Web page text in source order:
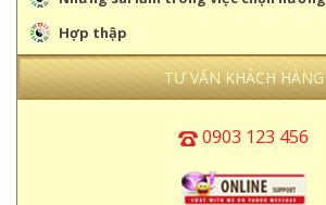
Hợp thập
TƯ VẤN KHÁCH HÀNG
0903 123 456